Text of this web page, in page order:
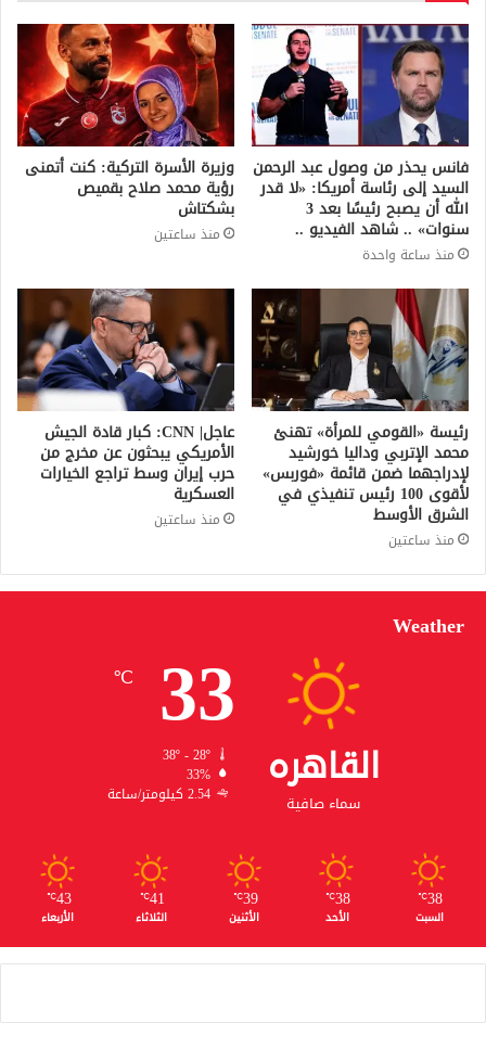
فانس يحذر من وصول عبد الرحمن
السيد إلى رئاسة أمريكا: «لا قدر
الله أن يصبح رئيسًا بعد 3
سنوات» .. شاهد الفيديو ..
منذ ساعة واحدة
وزيرة الأسرة التركية: كنت أتمنى
رؤية محمد صلاح بقميص
بشكتاش
منذ ساعتين
رئيسة «القومي للمرأة» تهنئ
محمد الإتربي وداليا خورشيد
لإدراجهما ضمن قائمة «فوربس»
لأقوى 100 رئيس تنفيذي في
الشرق الأوسط
منذ ساعتين
عاجل| CNN: كبار قادة الجيش
الأمريكي يبحثون عن مخرج من
حرب إيران وسط تراجع الخيارات
العسكرية
منذ ساعتين
Weather
القاهره
سماء صافية
33
℃
38º - 28º
33%
2.54 كيلومتر/ساعة
38
℃
السبت
38
℃
الأحد
39
℃
الأثنين
41
℃
الثلاثاء
43
℃
الأربعاء